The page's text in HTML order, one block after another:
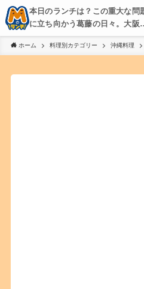
本日のランチは？この重大な問
に立ち向かう葛藤の日々。大阪
京都・神戸を中心とした食べ歩
き、飲み歩きを綴る。
ホーム 料理別カテゴリー 沖縄料理